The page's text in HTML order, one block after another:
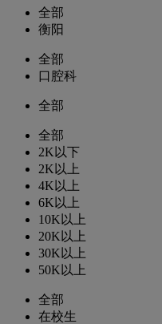
全部
衡阳
全部
口腔科
全部
全部
2K以下
2K以上
4K以上
6K以上
10K以上
20K以上
30K以上
50K以上
全部
在校生